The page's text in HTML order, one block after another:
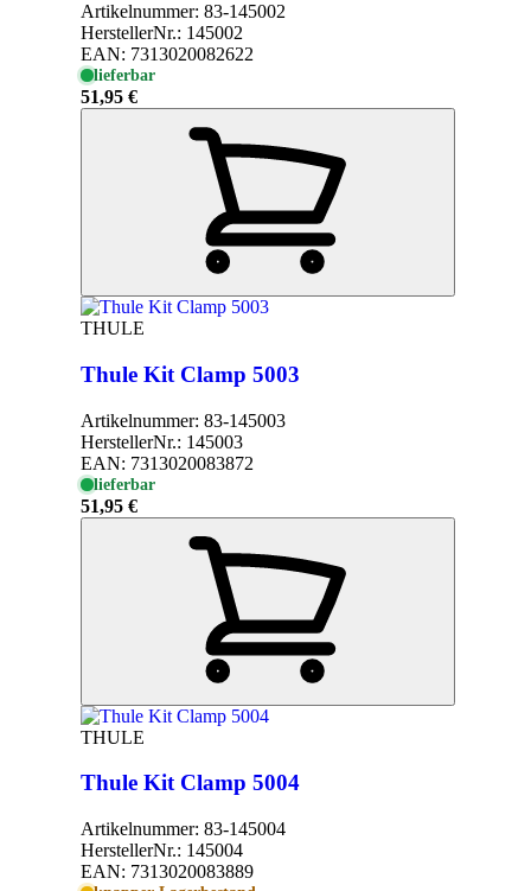
Artikelnummer: 83-145002
HerstellerNr.: 145002
EAN: 7313020082622
lieferbar
51,95 €
THULE
Thule Kit Clamp 5003
Artikelnummer: 83-145003
HerstellerNr.: 145003
EAN: 7313020083872
lieferbar
51,95 €
THULE
Thule Kit Clamp 5004
Artikelnummer: 83-145004
HerstellerNr.: 145004
EAN: 7313020083889